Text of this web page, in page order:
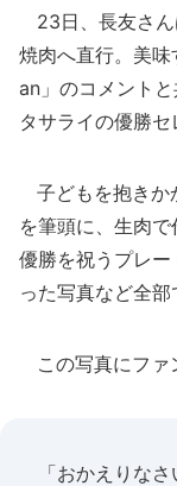
23日、長友さん
焼肉へ直行。美
an」のコメント
タサライの優勝セ
子どもを抱きか
を筆頭に、生肉
優勝を祝うプレ
った写真など全部
この写真にファ
「おかえりな